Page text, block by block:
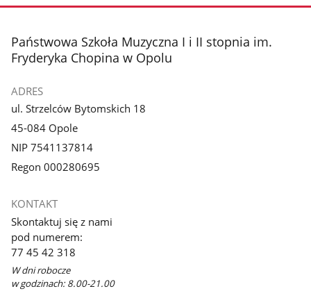
stopka
Państwowa Szkoła Muzyczna I i II stopnia im.
Fryderyka Chopina w Opolu
ADRES
ul. Strzelców Bytomskich 18
45-084 Opole
NIP 7541137814
Regon 000280695
KONTAKT
Skontaktuj się z nami
pod numerem:
77 45 42 318
W dni robocze
w godzinach: 8.00-21.00